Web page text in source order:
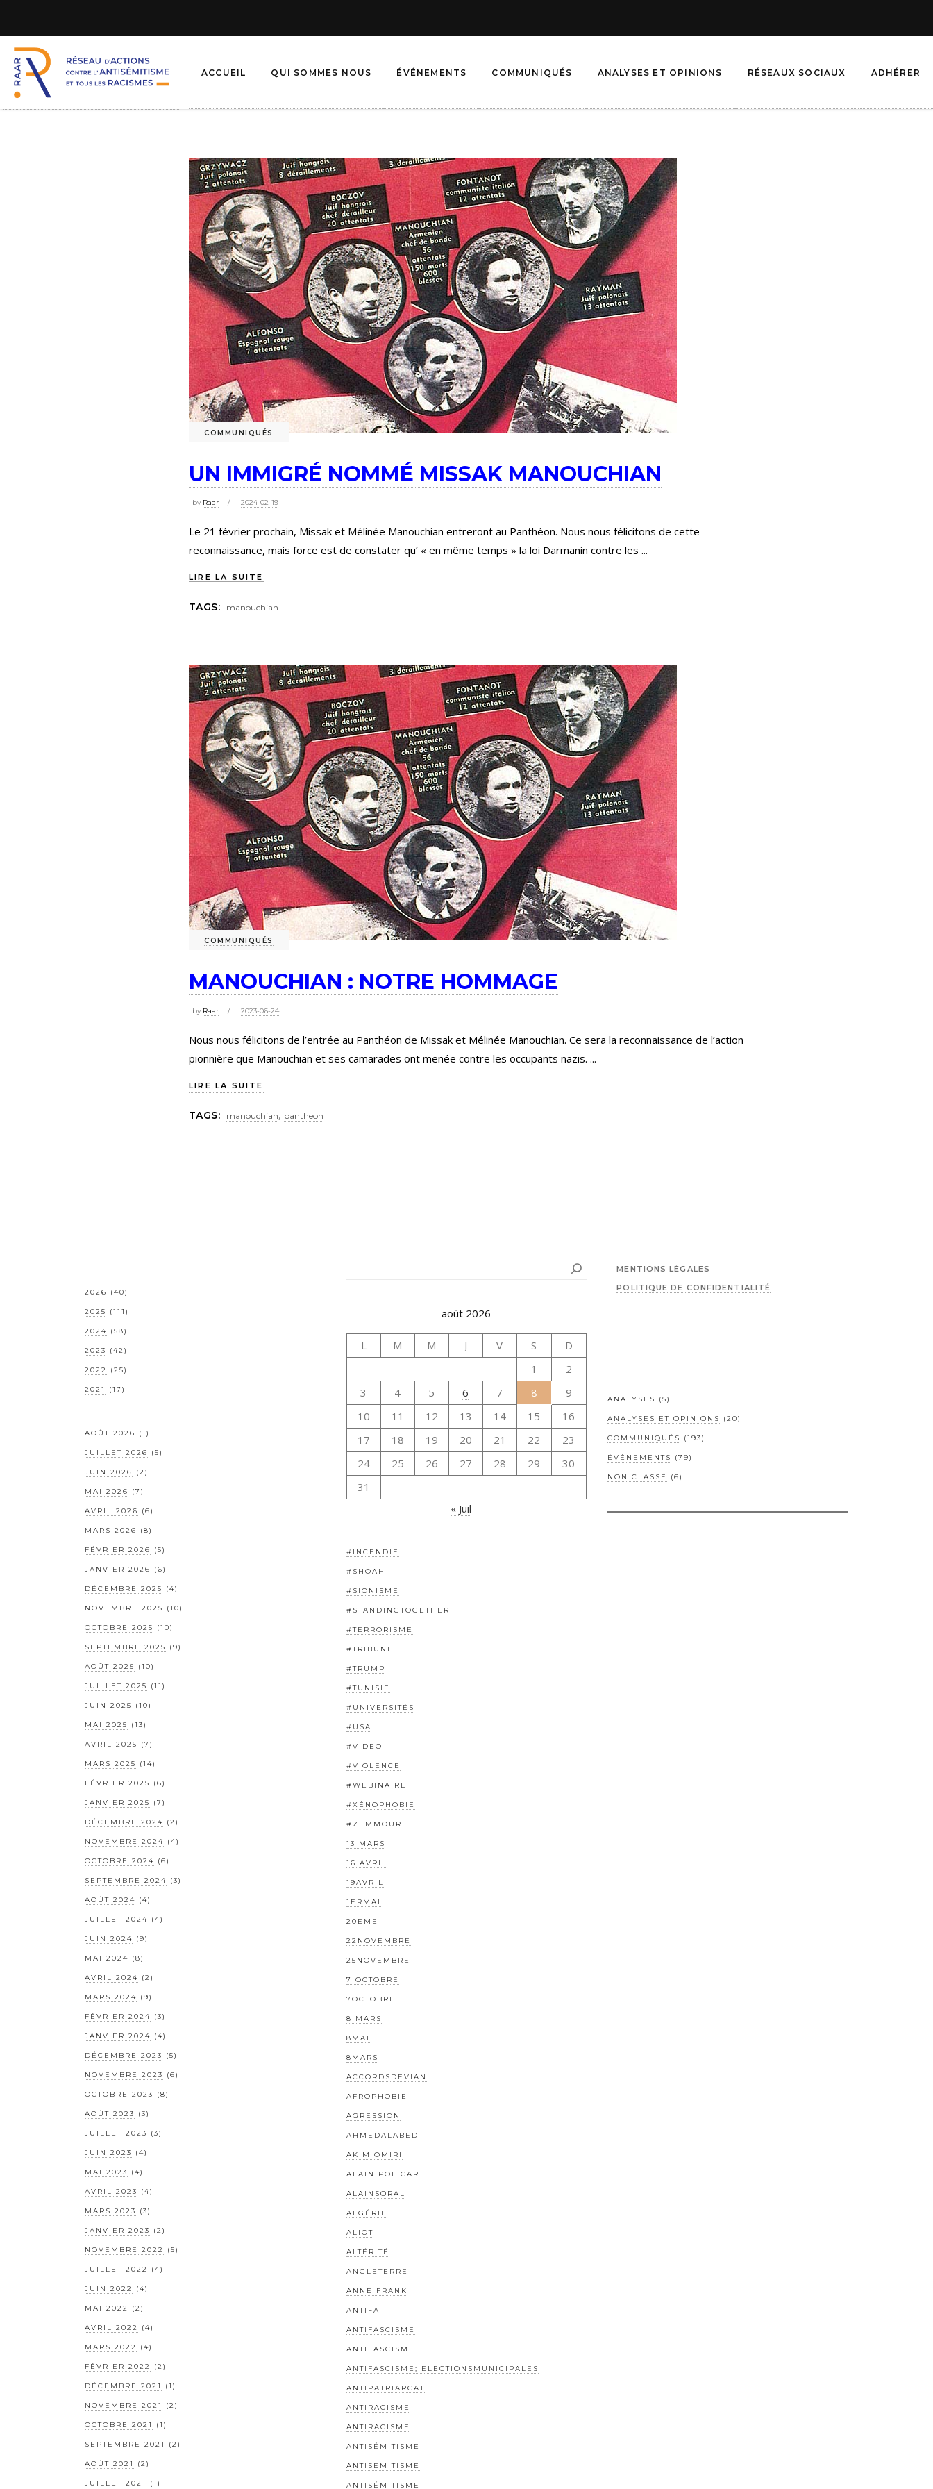
ACCUEIL QUI SOMMES NOUS ÉVÉNEMENTS COMMUNIQUÉS ANALYSES ET OPINIONS RÉSEAUX SOCIAUX ADHÉRER
COMMUNIQUÉS
UN IMMIGRÉ NOMMÉ MISSAK MANOUCHIAN
by Raar 2024-02-19
Le 21 février prochain, Missak et Mélinée Manouchian entreront au Panthéon. Nous nous félicitons de cette
reconnaissance, mais force est de constater qu’ « en même temps » la loi Darmanin contre les
LIRE LA SUITE
TAGS: manouchian
COMMUNIQUÉS
MANOUCHIAN : NOTRE HOMMAGE
by Raar 2023-06-24
Nous nous félicitons de l’entrée au Panthéon de Missak et Mélinée Manouchian. Ce sera la reconnaissance de l’action
pionnière que Manouchian et ses camarades ont menée contre les occupants nazis.
LIRE LA SUITE
TAGS: manouchian, pantheon
2026 (40)
2025 (111)
2024 (58)
2023 (42)
2022 (25)
2021 (17)
AOÛT 2026 (1)
JUILLET 2026 (5)
JUIN 2026 (2)
MAI 2026 (7)
AVRIL 2026 (6)
MARS 2026 (8)
FÉVRIER 2026 (5)
JANVIER 2026 (6)
DÉCEMBRE 2025 (4)
NOVEMBRE 2025 (10)
OCTOBRE 2025 (10)
SEPTEMBRE 2025 (9)
AOÛT 2025 (10)
JUILLET 2025 (11)
JUIN 2025 (10)
MAI 2025 (13)
AVRIL 2025 (7)
MARS 2025 (14)
FÉVRIER 2025 (6)
JANVIER 2025 (7)
DÉCEMBRE 2024 (2)
NOVEMBRE 2024 (4)
OCTOBRE 2024 (6)
SEPTEMBRE 2024 (3)
AOÛT 2024 (4)
JUILLET 2024 (4)
JUIN 2024 (9)
MAI 2024 (8)
AVRIL 2024 (2)
MARS 2024 (9)
FÉVRIER 2024 (3)
JANVIER 2024 (4)
DÉCEMBRE 2023 (5)
NOVEMBRE 2023 (6)
OCTOBRE 2023 (8)
AOÛT 2023 (3)
JUILLET 2023 (3)
JUIN 2023 (4)
MAI 2023 (4)
AVRIL 2023 (4)
MARS 2023 (3)
JANVIER 2023 (2)
NOVEMBRE 2022 (5)
JUILLET 2022 (4)
JUIN 2022 (4)
MAI 2022 (2)
AVRIL 2022 (4)
MARS 2022 (4)
FÉVRIER 2022 (2)
DÉCEMBRE 2021 (1)
NOVEMBRE 2021 (2)
OCTOBRE 2021 (1)
SEPTEMBRE 2021 (2)
AOÛT 2021 (2)
JUILLET 2021 (1)
août 2026
L M M J V S
D
1
2
3
4 5 6 7 8
9
10
11 12 13 14 15
16
17
18 19 20 21 22
23
24
25 26 27 28 29
30
31
« Juil
#INCENDIE
#SHOAH
#SIONISME
#STANDINGTOGETHER
#TERRORISME
#TRIBUNE
#TRUMP
#TUNISIE
#UNIVERSITÉS
#USA
#VIDEO
#VIOLENCE
#WEBINAIRE
#XÉNOPHOBIE
#ZEMMOUR
13 MARS
16 AVRIL
19AVRIL
1ERMAI
20EME
22NOVEMBRE
25NOVEMBRE
7 OCTOBRE
7OCTOBRE
8 MARS
8MAI
8MARS
ACCORDSDEVIAN
AFROPHOBIE
AGRESSION
AHMEDALABED
AKIM OMIRI
ALAIN POLICAR
ALAINSORAL
ALGÉRIE
ALIOT
ALTÉRITÉ
ANGLETERRE
ANNE FRANK
ANTIFA
ANTIFASCISME
ANTIFASCISME
ANTIFASCISME; ELECTIONSMUNICIPALES
ANTIPATRIARCAT
ANTIRACISME
ANTIRACISME
ANTISÉMITISME
ANTISEMITISME
ANTISÉMITISME
MENTIONS LÉGALES
POLITIQUE DE CONFIDENTIALITÉ
ANALYSES (5)
ANALYSES ET OPINIONS (20)
COMMUNIQUÉS (193)
ÉVÉNEMENTS (79)
NON CLASSÉ (6)